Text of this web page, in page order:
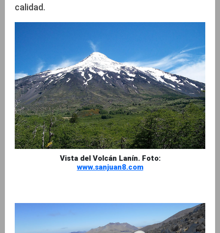
calidad.
Vista del Volcán Lanín. Foto:
www.sanjuan8.com